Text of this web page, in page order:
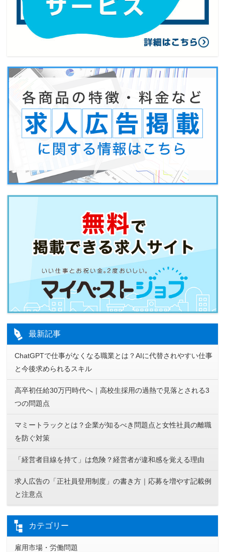
最新記事
ChatGPTで仕事がなくなる職業とは？AIに代替されやすい仕事
と今後求められるスキル
高卒初任給30万円時代へ｜高校生採用の過熱で見落とされる3
つの問題点
マミートラックとは？企業が知るべき問題点と女性社員の離職
を防ぐ対策
「経営者目線を持て」は危険？経営者が違和感を覚える理由
求人広告の「正社員登用制度」の書き方｜応募を増やす記載例
と注意点
カテゴリー
雇用市場・労働問題